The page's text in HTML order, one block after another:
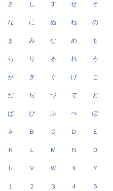
さ し す せ そ
な に ぬ ね の
ま み む め も
ら り る れ ろ
が ぎ ぐ げ ご
だ ぢ づ で ど
ぱ ぴ ぷ ぺ ぽ
Ａ Ｂ Ｃ Ｄ Ｅ
Ｋ Ｌ Ｍ Ｎ Ｏ
Ｕ Ｖ Ｗ Ｘ Ｙ
１ ２ ３ ４ ５